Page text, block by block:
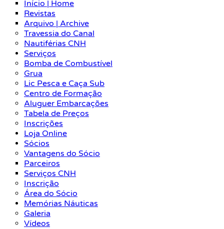
Início | Home
Revistas
Arquivo | Archive
Travessia do Canal
Nautiférias CNH
Serviços
Bomba de Combustível
Grua
Lic Pesca e Caça Sub
Centro de Formação
Aluguer Embarcações
Tabela de Preços
Inscrições
Loja Online
Sócios
Vantagens do Sócio
Parceiros
Serviços CNH
Inscrição
Área do Sócio
Memórias Náuticas
Galeria
Vídeos